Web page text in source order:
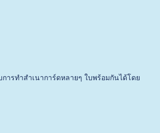
ารทำสำเนาการ์ดหลายๆ ใบพร้อมกันได้โดย